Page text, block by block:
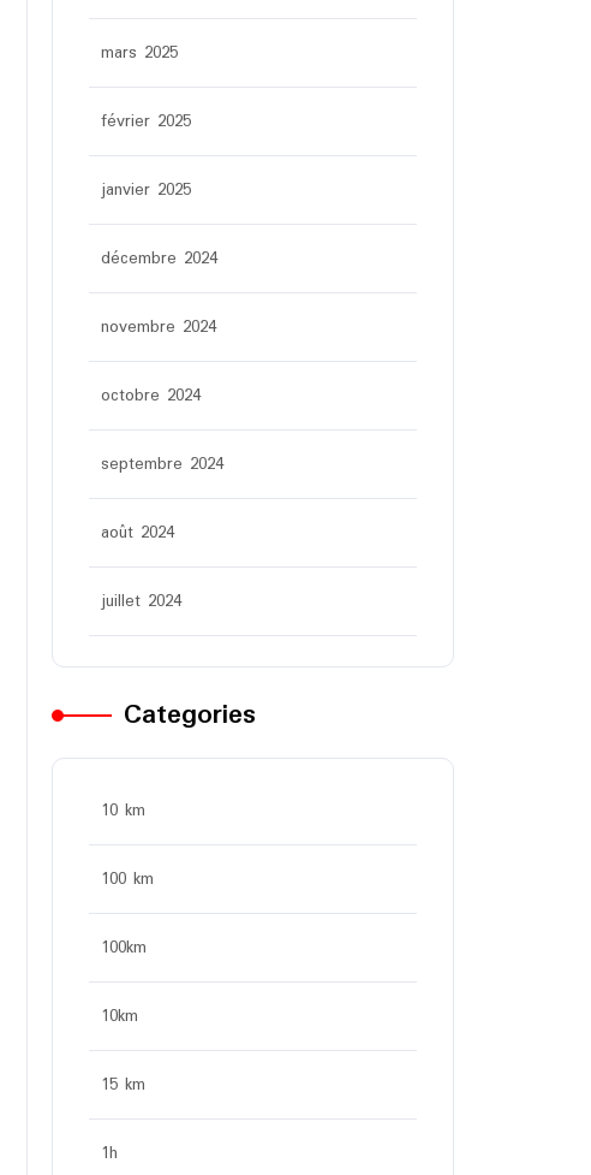
mars 2025
février 2025
janvier 2025
décembre 2024
novembre 2024
octobre 2024
septembre 2024
août 2024
juillet 2024
Categories
10 km
100 km
100km
10km
15 km
1h